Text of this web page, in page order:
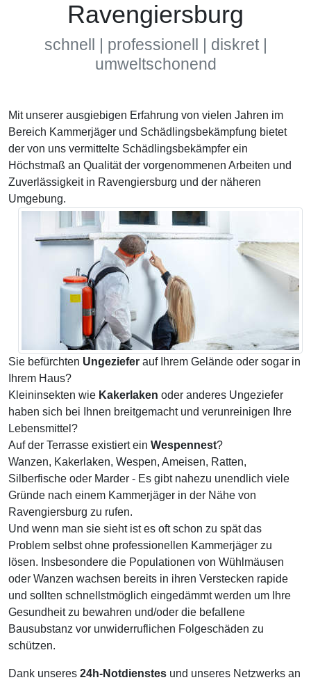
Ravengiersburg
schnell | professionell | diskret |
umweltschonend
Mit unserer ausgiebigen Erfahrung von vielen Jahren im
Bereich Kammerjäger und Schädlingsbekämpfung bietet
der von uns vermittelte Schädlingsbekämpfer ein
Höchstmaß an Qualität der vorgenommenen Arbeiten und
Zuverlässigkeit in Ravengiersburg und der näheren
Umgebung.
Sie befürchten Ungeziefer auf Ihrem Gelände oder sogar in
Ihrem Haus?
Kleininsekten wie Kakerlaken oder anderes Ungeziefer
haben sich bei Ihnen breitgemacht und verunreinigen Ihre
Lebensmittel?
Auf der Terrasse existiert ein Wespennest?
Wanzen, Kakerlaken, Wespen, Ameisen, Ratten,
Silberfische oder Marder - Es gibt nahezu unendlich viele
Gründe nach einem Kammerjäger in der Nähe von
Ravengiersburg zu rufen.
Und wenn man sie sieht ist es oft schon zu spät das
Problem selbst ohne professionellen Kammerjäger zu
lösen. Insbesondere die Populationen von Wühlmäusen
oder Wanzen wachsen bereits in ihren Verstecken rapide
und sollten schnellstmöglich eingedämmt werden um Ihre
Gesundheit zu bewahren und/oder die befallene
Bausubstanz vor unwiderruflichen Folgeschäden zu
schützen.
Dank unseres 24h-Notdienstes und unseres Netzwerks an